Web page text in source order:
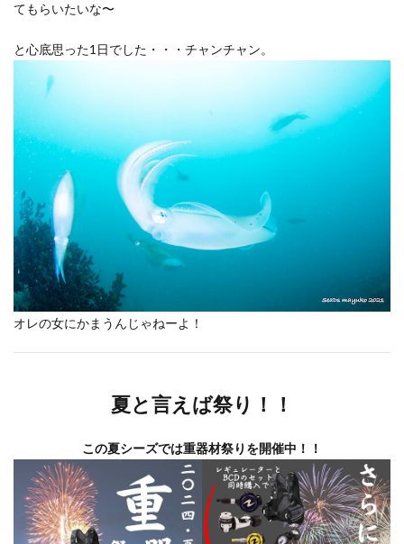
てもらいたいな〜
と心底思った1日でした・・・チャンチャン。
オレの女にかまうんじゃねーよ！
夏と言えば祭り！！
この夏シーズでは重器材祭りを開催中！！